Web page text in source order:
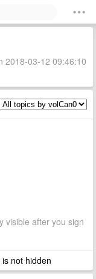
2018-03-12 09:46:10
visible after you sign
not hidden